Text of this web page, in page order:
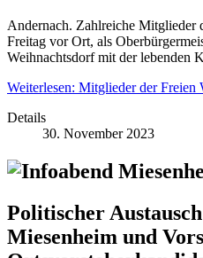
Andernach. Zahlreiche Mitglieder
Freitag vor Ort, als
Weihnachtsdorf mit der lebenden
Weiterlesen: Mitglieder der Freien
Details
30. November 2023
Politischer
Miesenheim und